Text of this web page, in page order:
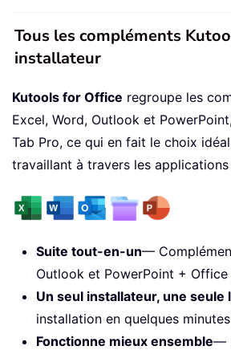
Tous les compléments
installateur
Kutools for Office regroupe les
Excel, Word, Outlook et
Tab Pro, ce qui en fait le choix
travaillant à travers les
Suite tout-en-un—
Outlook et PowerPoint + Office
Un seul installateur, une seule
installation en quelques
Fonctionne mieux ensemble—